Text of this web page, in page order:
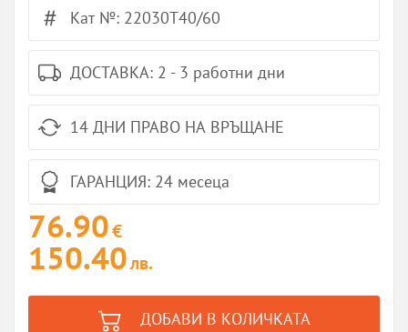
Кат №: 22030T40/60
ДОСТАВКА: 2 - 3 работни дни
14 ДНИ ПРАВО НА ВРЪЩАНЕ
ГАРАНЦИЯ: 24 месеца
76.90€
150.40лв.
ДОБАВИ В КОЛИЧКАТА